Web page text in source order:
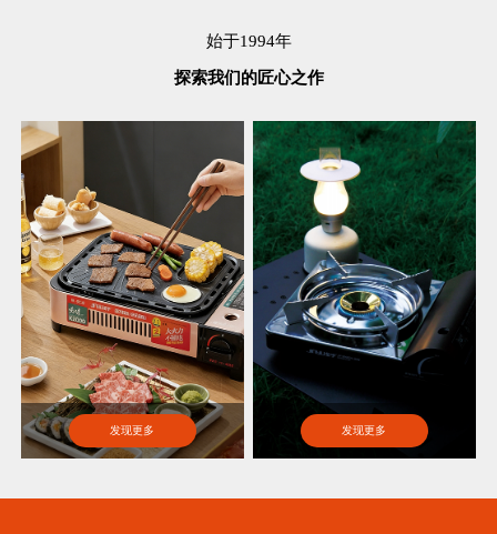
始于1994年
探索我们的匠心之作
发现更多 发现更多